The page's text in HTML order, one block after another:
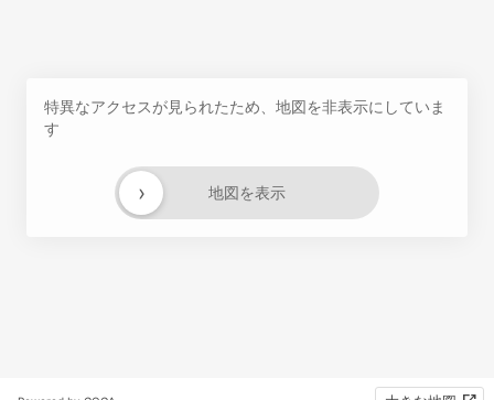
特異なアクセスが見られたため、地図を非表示にしていま
す
地図を表示
›